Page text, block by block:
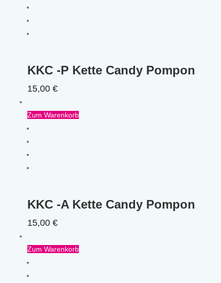
KKC -P Kette Candy Pompon
15,00€
Zum Warenkorb
KKC -A Kette Candy Pompon
15,00€
Zum Warenkorb